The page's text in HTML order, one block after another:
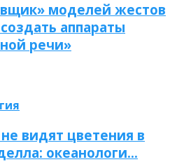
моделей жестов
аппараты
речи»
видят цветения в
океанологи…